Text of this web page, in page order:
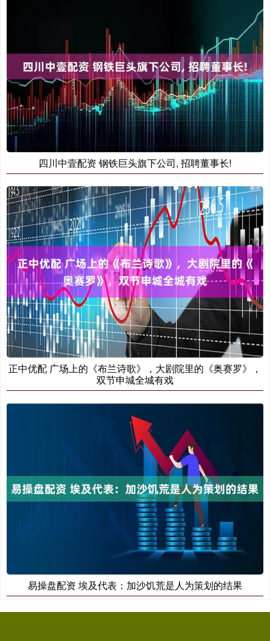
四川中壹配资 钢铁巨头旗下公司, 招聘董事长!
正中优配 广场上的《布兰诗歌》，大剧院里的《奥赛罗》，
双节申城全城有戏
易操盘配资 埃及代表：加沙饥荒是人为策划的结果